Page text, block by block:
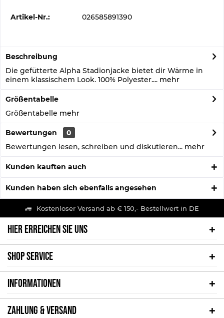
Artikel-Nr.: 026585891390
Beschreibung
Die gefütterte Alpha Stadionjacke bietet dir Wärme in
einem klassischem Look. 100% Polyester.... mehr
Größentabelle
Größentabelle mehr
Bewertungen
0
Bewertungen lesen, schreiben und diskutieren... mehr
Kunden kauften auch
Kunden haben sich ebenfalls angesehen
Kostenloser Versand ab € 150,- Bestellwert in DE
HIER ERREICHEN SIE UNS
SHOP SERVICE
INFORMATIONEN
ZAHLUNG & VERSAND